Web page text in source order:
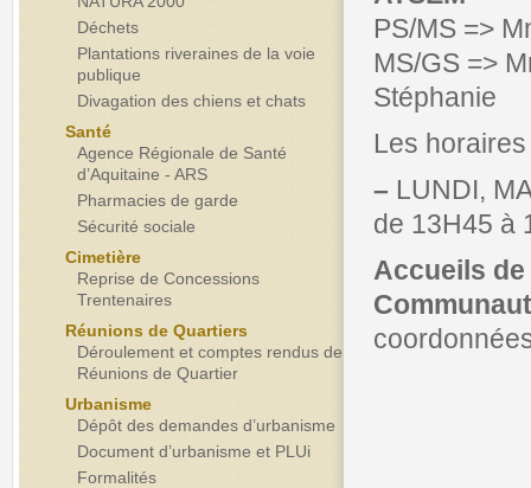
Déchets
Plantations riveraines de la voie
publique
Divagation des chiens et chats
Santé
Agence Régionale de Santé
d’Aquitaine - ARS
Pharmacies de garde
Sécurité sociale
Cimetière
Reprise de Concessions
Trentenaires
Réunions de Quartiers
Déroulement et comptes rendus de
Réunions de Quartier
Urbanisme
Dépôt des demandes d’urbanisme
Document d’urbanisme et PLUi
Formalités
PS/MS =>
MS/GS =>
Stéphanie
Les
– LUNDI,
de 13H45 à
Accueils